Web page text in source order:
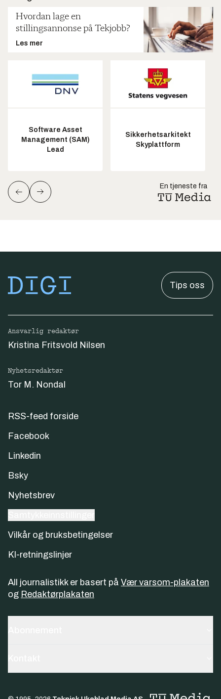
Hvordan lage en
stillingsannonse på Tekjobb?
Les mer
Software Asset
Management (SAM)
Lead
Sikkerhetsarkitekt
Skyplattform
En tjeneste fra
Tips oss
Ansvarlig redaktør
Kristina Fritsvold Nilsen
Nyhetsredaktør
Tor M. Nondal
RSS-feed forside
Facebook
Linkedin
Bsky
Nyhetsbrev
Vilkår og bruksbetingelser
KI-retningslinjer
All journalistikk er basert på Vær varsom-plakaten
og Redaktørplakaten